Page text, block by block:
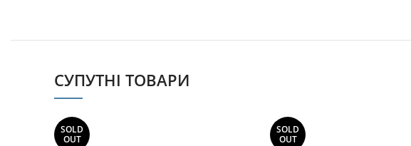
СУПУТНІ ТОВАРИ
SOLD
OUT
SOLD
OUT